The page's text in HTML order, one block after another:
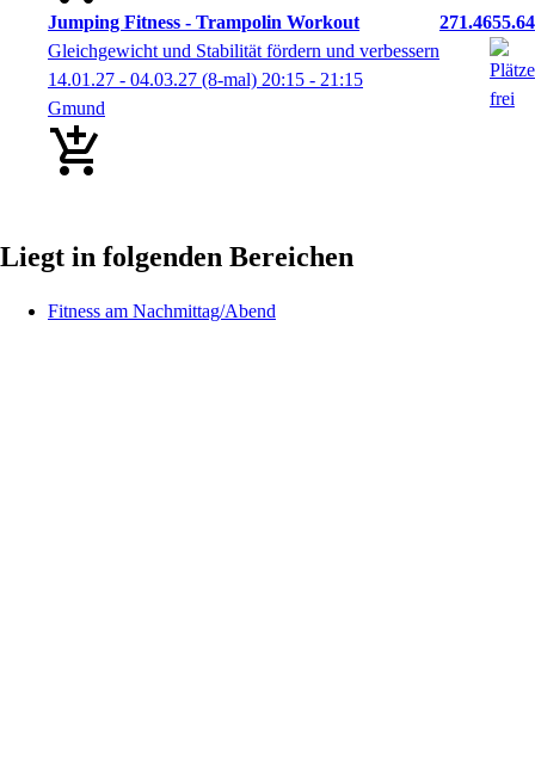
Jumping Fitness - Trampolin Workout
271.4655.64
Gleichgewicht und Stabilität fördern und verbessern
14.01.27 - 04.03.27 (8-mal) 20:15 - 21:15
Gmund
Liegt in folgenden Bereichen
Fitness am Nachmittag/Abend